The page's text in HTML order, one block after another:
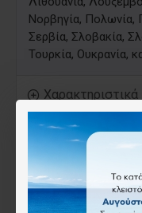
Νορβηγία, Πολωνία,
Σερβία, Σλοβακία,
Τουρκία, Ουκρανία,
Χαρακτηριστικά
ISBN:9780792281115